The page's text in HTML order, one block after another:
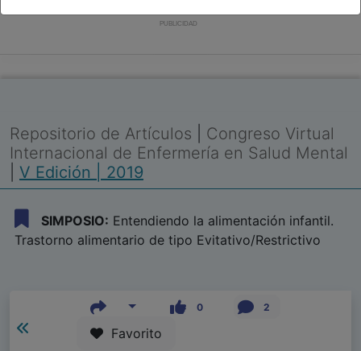
PUBLICIDAD
Repositorio de Artículos
Congreso Virtual
Internacional de Enfermería en Salud Mental
V Edición | 2019
SIMPOSIO: Entendiendo la alimentación infantil.
Trastorno alimentario de tipo Evitativo/Restrictivo
0 2
Favorito